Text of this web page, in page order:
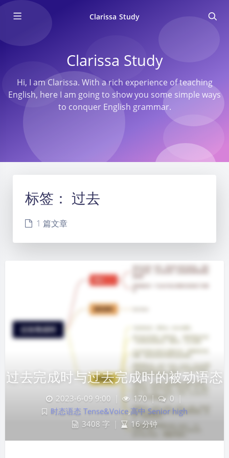
Clarissa Study
Clarissa Study
Hi, I am Clarissa. With a rich experience of teaching
English, here I am going to show you some simple ways
to conquer English grammar.
标签： 过去
1 篇文章
过去完成时与过去完成时的被动语态
2023-6-09 9:00 170 | 0
|
时态语态 Tense&Voice,高中 Senior high
3408 字
16 分钟